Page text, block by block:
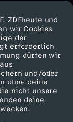
ZDFheute und
wir Cookies
der
erforderlich
dürfen wir
und/oder
ohne deine
nicht unsere
deine
ZDF